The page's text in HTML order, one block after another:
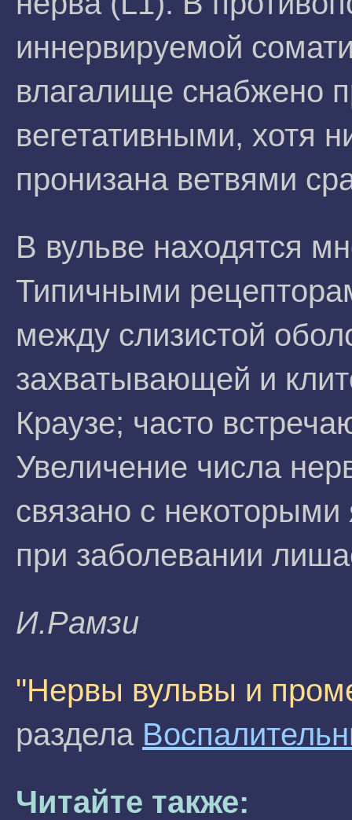
иннервируемой
влагалище снабжено
вегетативными, хотя
пронизана ветвями
В вульве находятся
Типичными
между слизистой
захватывающей и
Краузе; часто
Увеличение числа
связано с
при заболевании
И.Paмзи
"Нервы вульвы и
раздела
Читайте также: